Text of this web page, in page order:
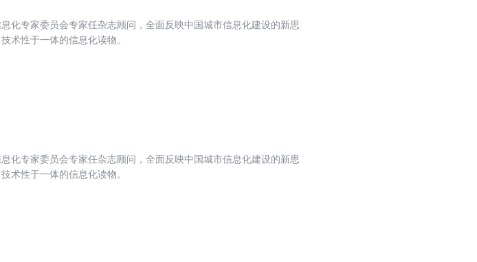
化专家委员会专家任杂志顾问，全面反映中国城市信息化建设的新思
术性于一体的信息化读物。
化专家委员会专家任杂志顾问，全面反映中国城市信息化建设的新思
术性于一体的信息化读物。